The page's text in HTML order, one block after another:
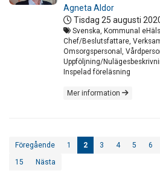
Agneta Aldor
Tisdag 25 augusti
Svenska, Kommunal
Chef/Beslutsfattare,
Omsorgspersonal,
Uppföljning/
Inspelad föreläsning
Mer information
Föregående 1 2 3 4 5 6
15
Nästa